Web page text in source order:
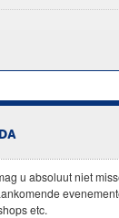
u absoluut niet
etc.